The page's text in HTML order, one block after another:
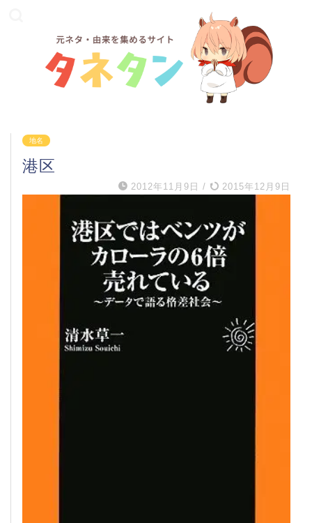
地名
港区
2012年11月9日 / 2015年12月9日